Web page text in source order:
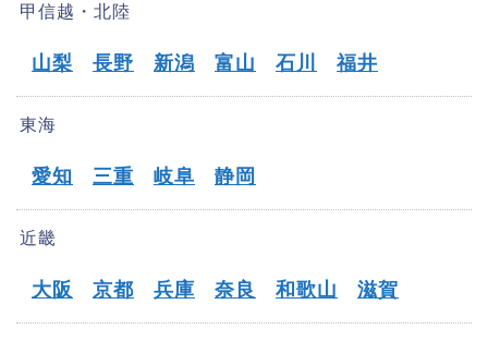
甲信越・北陸
山梨 長野 新潟 富山 石川 福井
東海
愛知 三重 岐阜 静岡
近畿
大阪 京都 兵庫 奈良 和歌山 滋賀